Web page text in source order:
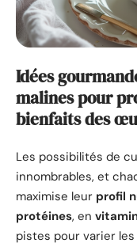
Idées
malines pour
bienfaits des
Les possibilités de
innombrables, et
maximise leur profil
protéines, en
pistes pour varier